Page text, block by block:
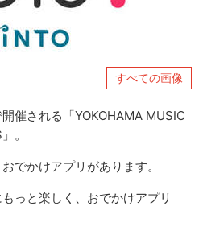
すべての画像
催される「YOKOHAMA MUSIC
。
でかけアプリがあります。
っと楽しく、おでかけアプリ